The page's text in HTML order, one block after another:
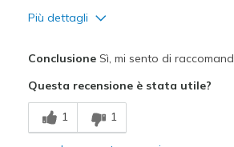
Più dettagli
Comfortable
Stylish
ConclusioneSì, mi sento di
Questa recensione è stata utile?
1 1